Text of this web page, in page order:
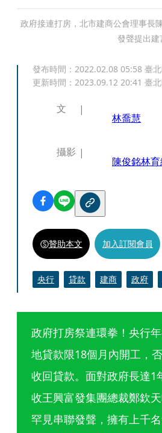
政府接連打房，北市建商公會理事長
發聲提出建
發布時間： 2022.02.08 05:58 臺
更新時間： 2023.09.12 20:41 臺
文
林喬慧
攝影
陳俊銘林
贊助本文 加入訂閱會員
央行 貸款 建商 政府
政府打房祭連環拳！央行
地貸款限18個月內開工，
收回貸款。面對政府長達1
收王興富發集團總裁鄭欽
罕見串聯發聲，擁有上千